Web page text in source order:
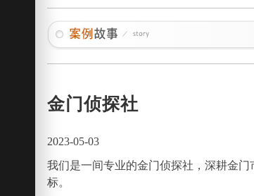
金门侦探社
2023-05-03
我们是一间专业的金门侦探社，深耕金
标。